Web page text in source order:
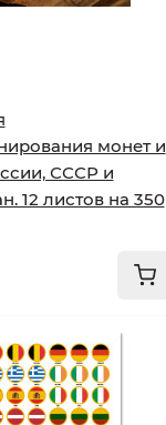
монет и
СССР и
12 листов на 350